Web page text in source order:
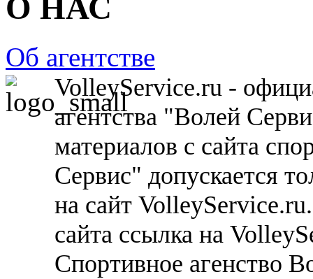
О НАС
Об агентстве
VolleyService.ru -
агентства "Волей
материалов с сайта
Сервис" допускается
на сайт
сайта ссылка на
Спортивное агенство